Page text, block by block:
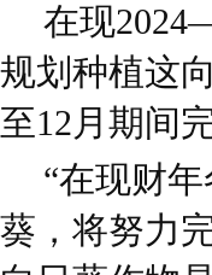
在现
规划种植这
至12月期间
“在现财
葵，将努力